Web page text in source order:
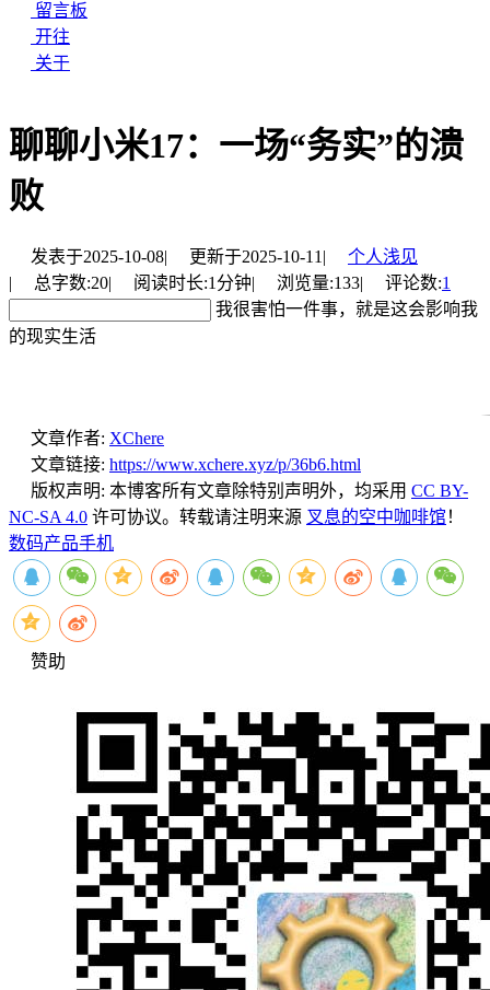
留言板
开往
关于
聊聊小米17：一场“务实”的溃
败
发表于2025-10-08| 更新于2025-10-11 |
个人浅见
|
总字数:20| 阅读时长:1分钟| 浏览量:133| 评论数:1
我很害怕一件事，就是这会影响我
的现实生活
文章作者: XChere
文章链接: https://www.xchere.xyz/p/36b6.html
版权声明: 本博客所有文章除特别声明外，均采用 CC BY-
NC-SA 4.0 许可协议。转载请注明来源 叉息的空中咖啡馆 ！
数码产品手机
赞助